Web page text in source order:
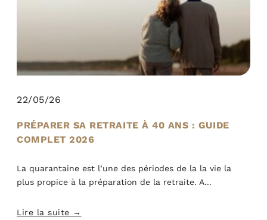
PRÉPARER SA RETRAITE À 40 ANS : GUIDE
COMPLET 2026
La quarantaine est l’une des périodes de la la vie la
plus propice à la préparation de la retraite. A
Lire la suite →
22/05/26